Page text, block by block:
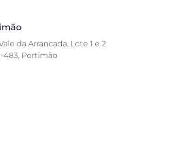
da Arrancada, Lote 1 e 2
483, Portimão